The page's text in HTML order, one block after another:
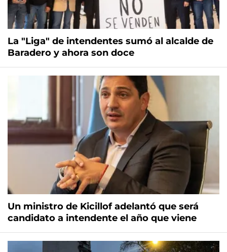
La "Liga" de intendentes sumó al alcalde de
Baradero y ahora son doce
Un ministro de Kicillof adelantó que será
candidato a intendente el año que viene